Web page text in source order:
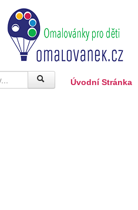
Úvodní Stránka